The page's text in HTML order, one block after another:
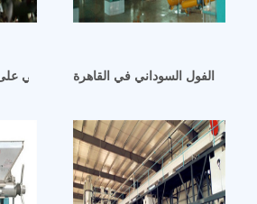
بدء مشروع معالجة زيت الفول السوداني
زيت الفول السوداني في القاهرة